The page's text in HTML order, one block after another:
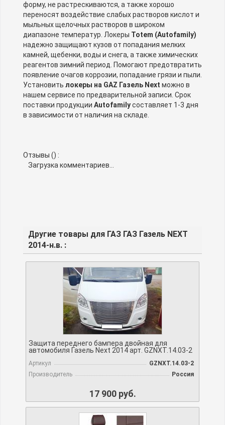
форму, не растрескиваются, а также хорошо
переносят воздействие слабых растворов кислот и
мыльных щелочных растворов в широком
диапазоне температур. Локеры Totem (Autofamily)
надежно защищают кузов от попадания мелких
камней, щебенки, воды и снега, а также химических
реагентов зимний период. Помогают предотвратить
появление очагов коррозии, попадание грязи и пыли.
Установить локеры на GAZ Газель Next можно в
нашем сервисе по предварительной записи. Срок
поставки продукции Autofamilyсоставляет 1-3 дня
в зависимости от наличия на складе.
Отзывы () :
Загрузка комментариев...
Другие товары для ГАЗ ГАЗ Газель NEXT
2014-н.в. :
Защита переднего бампера двойная для
автомобиля Газель Next 2014 арт. GZNXT.14.03-2
Артикул
GZNXT.14.03-2
Производитель
Россия
17 900 руб.